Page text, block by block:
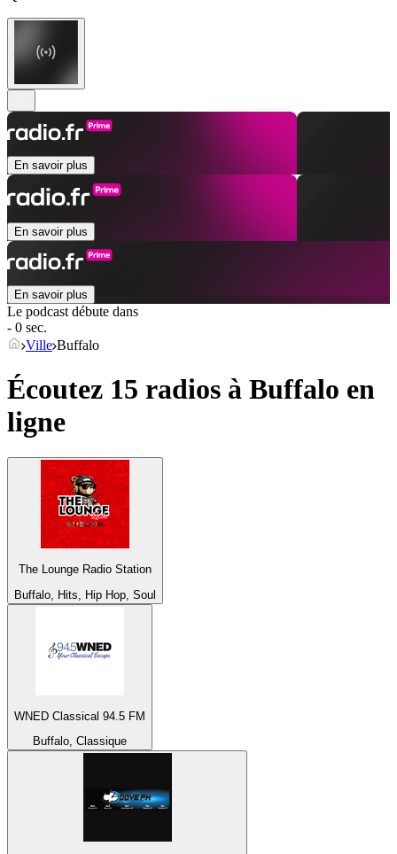
En savoir plus
En savoir plus
En savoir plus
Le podcast débute dans
- 0 sec.
Ville Buffalo
Écoutez 15 radios à Buffalo en
ligne
The Lounge Radio Station
Buffalo, Hits, Hip Hop, Soul
WNED Classical 94.5 FM
Buffalo, Classique